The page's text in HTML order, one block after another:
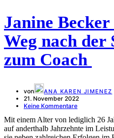
Janine
Weg nach
zum Coach
von ANA KAREN JIMENEZ
21. November 2022
Keine Kommentare
Mit einem Alter von lediglich 26
auf anderthalb Jahrzehnte im